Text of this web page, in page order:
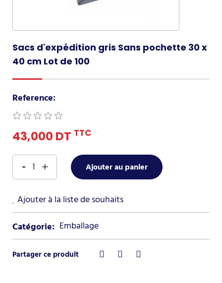
Sacs d'expédition gris Sans pochette 30 x
40 cm Lot de 100
Reference:
43,000 DT TTC
Ajouter au panier
Ajouter à la liste de souhaits
Catégorie: Emballage